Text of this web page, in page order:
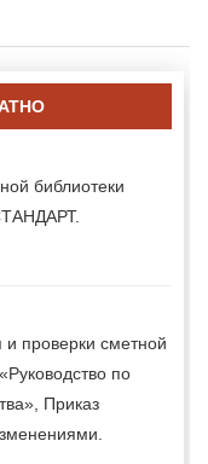
библиотеки
проверки сметной
по
Приказ